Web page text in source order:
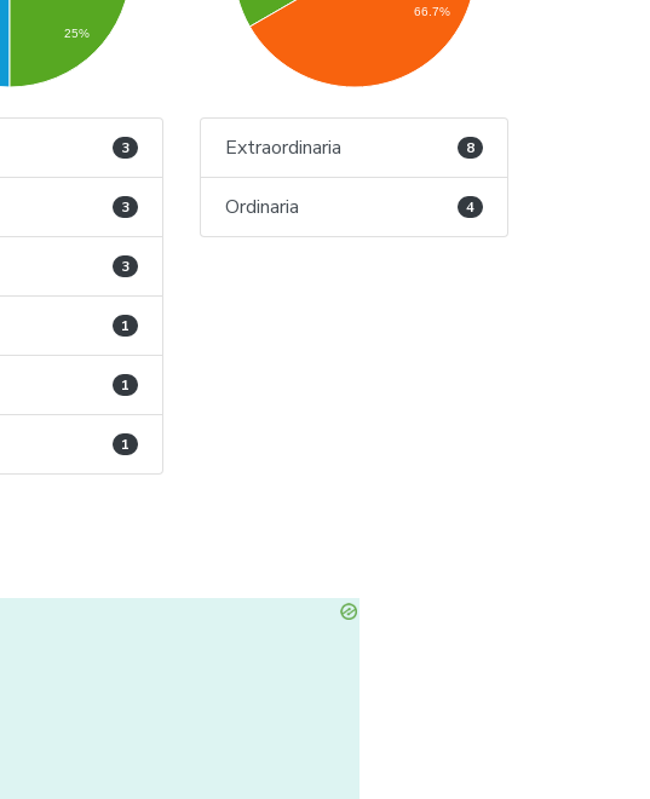
25%
3
3
3
1
1
1
66.7%
Extraordinaria 8
Ordinaria 4